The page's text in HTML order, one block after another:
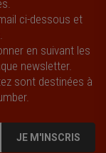
ci-dessous et
.
en suivant les
newsletter.
sont destinées à
JE M'INSCRIS